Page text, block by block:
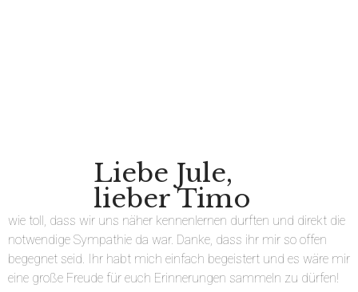
Liebe Jule,
lieber Timo
wie toll, dass wir uns näher kennenlernen durften und direkt die
notwendige Sympathie da war. Danke, dass ihr mir so offen
begegnet seid. Ihr habt mich einfach begeistert und es wäre mir
eine große Freude für euch Erinnerungen sammeln zu dürfen!